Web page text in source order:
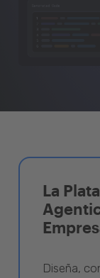
La
Diseña,